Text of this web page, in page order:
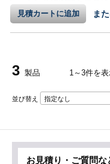
見積カートに追加 ま
3 製品 1～3件を
並び替え 指定なし
お見積り・ご質問